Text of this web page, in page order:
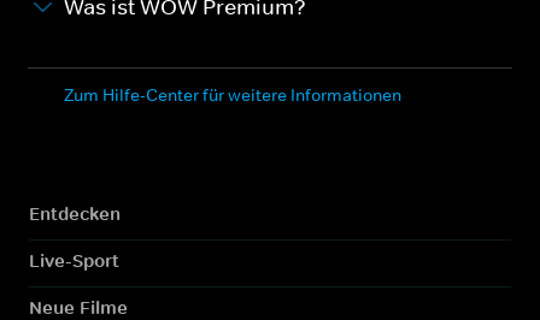
Was ist WOW Premium?
Zum Hilfe-Center für weitere Informationen
Entdecken
Live-Sport
Neue Filme